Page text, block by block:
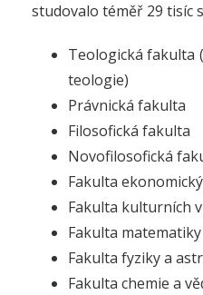
studovalo téměř 29 tisíc
Teologická fakulta
teologie)
Právnická fakulta
Filosofická fakulta
Novofilosofická
Fakulta
Fakulta kulturních
Fakulta
Fakulta fyziky a
Fakulta chemie a